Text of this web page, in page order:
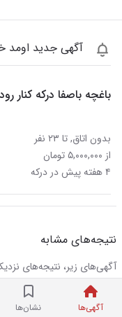
آگهی‌ها نشان‌ها
آگهی جدید اومد
باغچه باصفا درکه کنار
بدون اتاق, تا ۲۳ نفر
از ۵,۰۰۰,۰۰۰ تومان
۴ هفته پیش در درکه
نتیجه‌های مشابه
آگهی‌های زیر، نتیجه‌های